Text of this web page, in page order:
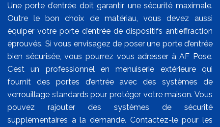
Une porte d’entrée doit garantir une sécurité maximale.
Outre le bon choix de matériau, vous devez aussi
équiper votre porte d’entrée de dispositifs antieffraction
éprouvés. Si vous envisagez de poser une porte d’entrée
bien sécurisée, vous pourrez vous adresser à AF Pose.
C’est un professionnel en menuiserie extérieure qui
fournit des portes d’entrée avec des systèmes de
verrouillage standards pour protéger votre maison. Vous
pouvez rajouter des systèmes de sécurité
supplémentaires à la demande. Contactez-le pour les